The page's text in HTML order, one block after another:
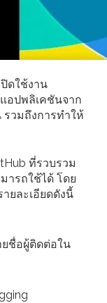
ดใช้งาน
อปพลิเคชันจาก
รวมถึงการทำให้
ที่รวบรวม
ารถใช้ได้ โดย
ยละเอียดดังนี้
ชื่อผู้ติดต่อใน